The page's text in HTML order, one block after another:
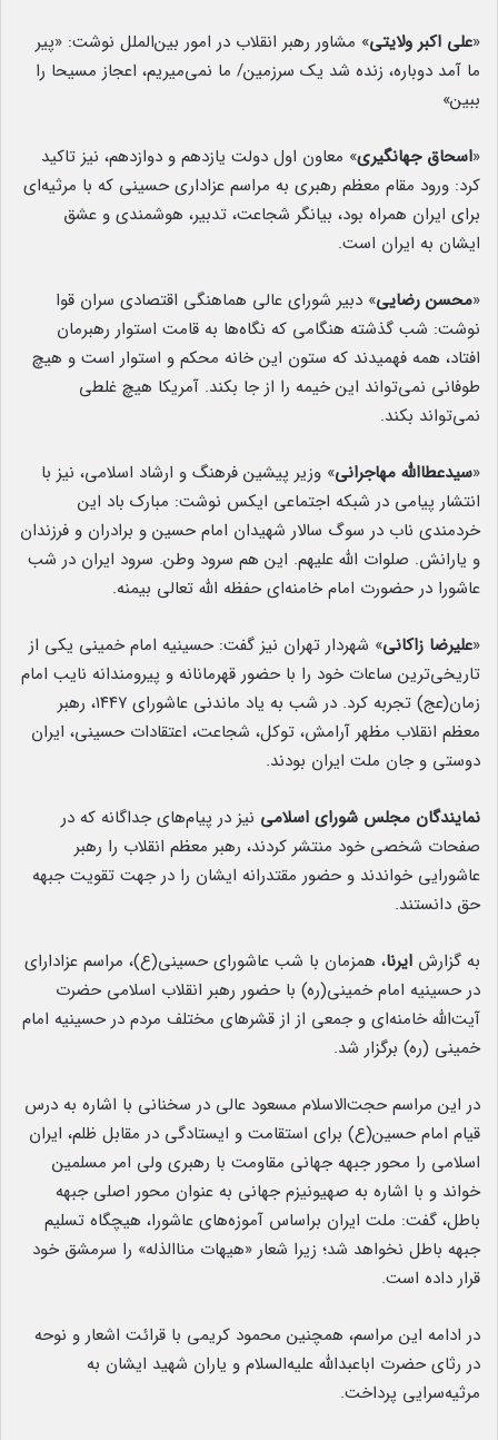
«علی اکبر ولایتی» مشاور رهبر انقلاب در امور بین‌الملل نوشت: «پیر
ما آمد دوباره، زنده شد یک سرزمین/ ما نمی‌میریم، اعجاز مسیحا را
ببین»
«اسحاق جهانگیری» معاون اول دولت یازدهم و دوازدهم، نیز تاکید
کرد: ورود مقام معظم رهبری به مراسم عزاداری حسینی که با مرثیه‌ای
برای ایران همراه بود، بیانگر شجاعت، تدبیر، هوشمندی و عشق
ایشان به ایران است.
«محسن رضایی» دبیر شورای عالی هماهنگی اقتصادی سران قوا
نوشت: شب گذشته هنگامی که نگاه‌ها به قامت استوار رهبرمان
افتاد، همه فهمیدند که ستون این خانه محکم و استوار است و هیچ
طوفانی نمی‌تواند این خیمه را از جا بکند. آمریکا هیچ غلطی
نمی‌تواند بکند.
«سیدعطاالله مهاجرانی» وزیر پیشین فرهنگ و ارشاد اسلامی، نیز با
انتشار پیامی در شبکه اجتماعی ایکس نوشت: مبارک باد این
خردمندی ناب در سوگ سالار شهیدان امام حسین و برادران و فرزندان
و یارانش. صلوات الله علیهم. این هم سرود وطن. سرود ایران در شب
عاشورا در حضورت امام خامنه‌ای حفظه الله تعالی بیمنه.
«علیرضا زاکانی» شهردار تهران نیز گفت: حسینیه امام خمینی یکی از
تاریخی‌ترین ساعات خود را با حضور قهرمانانه و پیرومندانه نایب امام
زمان(عج) تجربه کرد. در شب به یاد ماندنی عاشورای ۱۴۴۷، رهبر
معظم انقلاب مظهر آرامش، توکل، شجاعت، اعتقادات حسینی، ایران
دوستی و جان ملت ایران بودند.
نمایندگان مجلس شورای اسلامی نیز در پیام‌های جداگانه که در
صفحات شخصی خود منتشر کردند، رهبر معظم انقلاب را رهبر
عاشورایی خواندند و حضور مقتدرانه ایشان را در جهت تقویت جبهه
حق دانستند.
به گزارش ایرنا، همزمان با شب عاشورای حسینی(ع)، مراسم عزادارای
در حسینیه امام خمینی(ره) با حضور رهبر انقلاب اسلامی حضرت
آیت‌الله خامنه‌ای و جمعی از از قشرهای مختلف مردم در حسینیه امام
خمینی (ره) برگزار شد.
در این مراسم حجت‌الاسلام مسعود عالی در سخنانی با اشاره به درس
قیام امام حسین(ع) برای استقامت و ایستادگی در مقابل ظلم، ایران
اسلامی را محور جبهه جهانی مقاومت با رهبری ولی امر مسلمین
خواند و با اشاره به صهیونیزم جهانی به عنوان محور اصلی جبهه
باطل، گفت: ملت ایران براساس آموزه‌های عاشورا، هیچگاه تسلیم
جبهه باطل نخواهد شد؛ زیرا شعار «هیهات مناالذله» را سرمشق خود
قرار داده است.
در ادامه این مراسم، همچنین محمود کریمی با قرائت اشعار و نوحه‌
در رثای حضرت اباعبدالله علیه‌السلام و یاران شهید ایشان به
مرثیه‌سرایی پرداخت.